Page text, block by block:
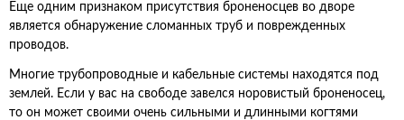
Еще одним признаком присутствия броненосцев во дворе
является обнаружение сломанных труб и поврежденных
проводов.
Многие трубопроводные и кабельные системы находятся под
землей. Если у вас на свободе завелся норовистый броненосец,
то он может своими очень сильными и длинными когтями